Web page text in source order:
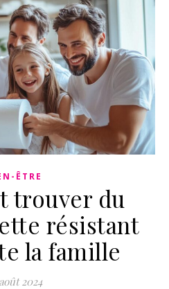
ÊTRE
trouver du
résistant
la famille
2024